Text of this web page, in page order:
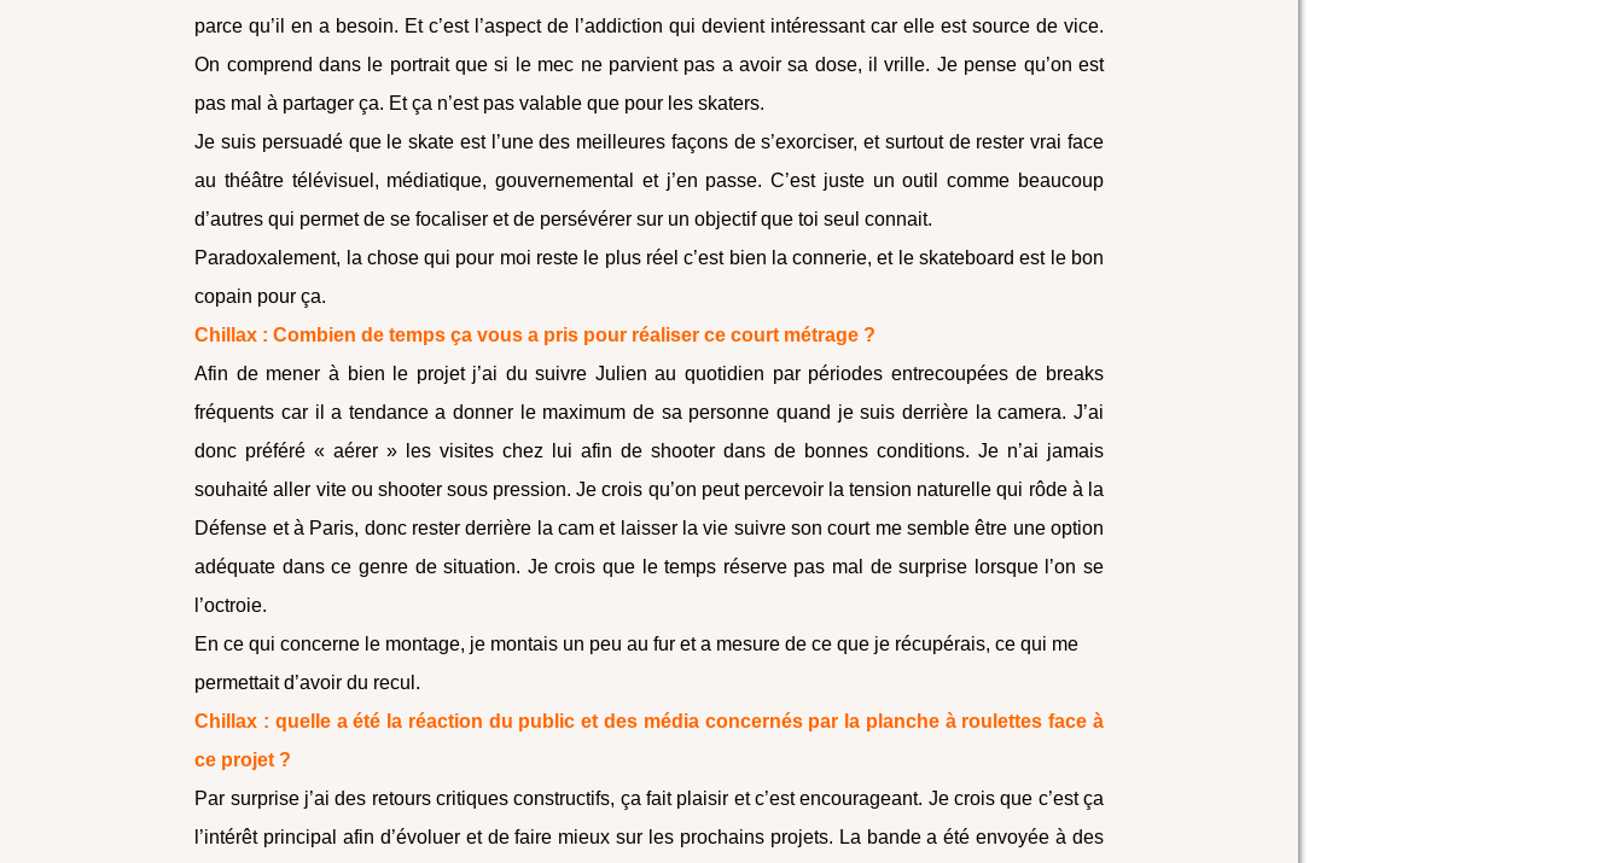
parce qu’il en a besoin. Et c’est l’aspect de l’addiction qui devient intéressant car elle est source de vice.
On comprend dans le portrait que si le mec ne parvient pas a avoir sa dose, il vrille. Je pense qu’on est
pas mal à partager ça. Et ça n’est pas valable que pour les skaters.
Je suis persuadé que le skate est l’une des meilleures façons de s’exorciser, et surtout de rester vrai face
au théâtre télévisuel, médiatique, gouvernemental et j’en passe. C’est juste un outil comme beaucoup
d’autres qui permet de se focaliser et de persévérer sur un objectif que toi seul connait.
Paradoxalement, la chose qui pour moi reste le plus réel c’est bien la connerie, et le skateboard est le bon
copain pour ça.
Chillax : Combien de temps ça vous a pris pour réaliser ce court métrage ?
Afin de mener à bien le projet j’ai du suivre Julien au quotidien par périodes entrecoupées de breaks
fréquents car il a tendance a donner le maximum de sa personne quand je suis derrière la camera. J’ai
donc préféré « aérer » les visites chez lui afin de shooter dans de bonnes conditions. Je n’ai jamais
souhaité aller vite ou shooter sous pression. Je crois qu’on peut percevoir la tension naturelle qui rôde à la
Défense et à Paris, donc rester derrière la cam et laisser la vie suivre son court me semble être une option
adéquate dans ce genre de situation. Je crois que le temps réserve pas mal de surprise lorsque l’on se
l’octroie.
En ce qui concerne le montage, je montais un peu au fur et a mesure de ce que je récupérais, ce qui me
permettait d’avoir du recul.
Chillax : quelle a été la réaction du public et des média concernés par la planche à roulettes face à
ce projet ?
Par surprise j’ai des retours critiques constructifs, ça fait plaisir et c’est encourageant. Je crois que c’est ça
l’intérêt principal afin d’évoluer et de faire mieux sur les prochains projets. La bande a été envoyée à des